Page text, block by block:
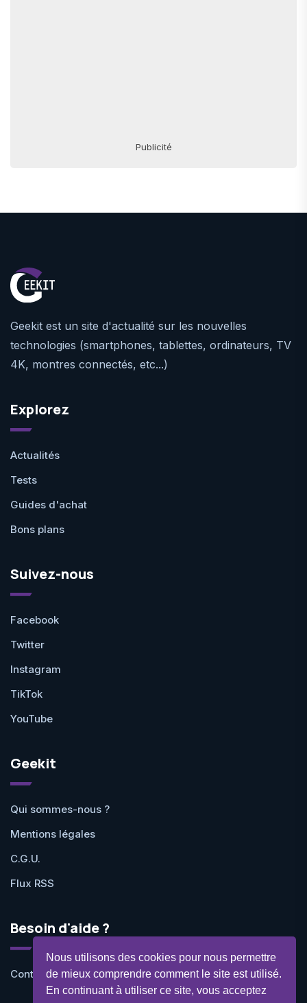
Nous utilisons des cookies pour nous permettre
de mieux comprendre comment le site est utilisé.
En continuant à utiliser ce site, vous acceptez
Publicité
Geekit est un site d'actualité sur les nouvelles
technologies (smartphones, tablettes, ordinateurs, TV
4K, montres connectés, etc...)
Explorez
Actualités
Tests
Guides d'achat
Bons plans
Suivez-nous
Facebook
Twitter
Instagram
TikTok
YouTube
Geekit
Qui sommes-nous ?
Mentions légales
C.G.U.
Flux RSS
Besoin d'aide ?
Contactez-nous